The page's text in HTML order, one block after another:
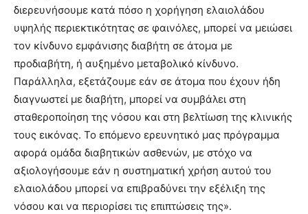
διερευνήσουμε κατά πόσο η χορήγηση ελαιολάδου
υψηλής περιεκτικότητας σε φαινόλες, μπορεί να μειώσει
τον κίνδυνο εμφάνισης διαβήτη σε άτομα με
προδιαβήτη, ή αυξημένο μεταβολικό κίνδυνο.
Παράλληλα, εξετάζουμε εάν σε άτομα που έχουν ήδη
διαγνωστεί με διαβήτη, μπορεί να συμβάλει στη
σταθεροποίηση της νόσου και στη βελτίωση της κλινικής
τους εικόνας. Το επόμενο ερευνητικό μας πρόγραμμα
αφορά ομάδα διαβητικών ασθενών, με στόχο να
αξιολογήσουμε εάν η συστηματική χρήση αυτού του
ελαιολάδου μπορεί να επιβραδύνει την εξέλιξη της
νόσου και να περιορίσει τις επιπτώσεις της».